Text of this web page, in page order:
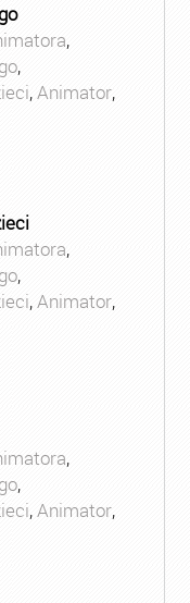
,
,
,Animator,
,
,
,Animator,
,
,
,Animator,